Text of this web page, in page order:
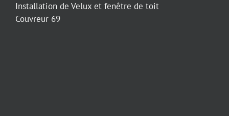
Installation de Velux et fenêtre de toit
Couvreur 69